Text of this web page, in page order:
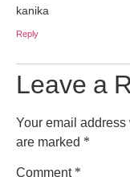
kanika
Reply
Leave a
Your email
are marked *